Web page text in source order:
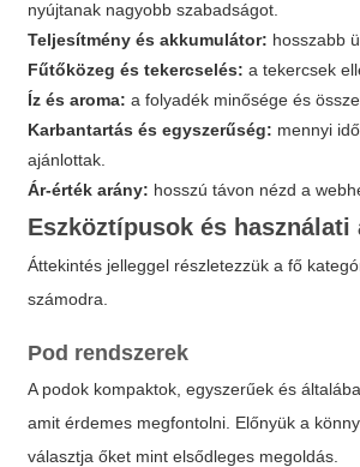
nyújtanak nagyobb szabadságot.
Teljesítmény és akkumulátor: hosszabb
Fűtőközeg és tekercselés: a tekercsek
Íz és aroma: a folyadék minősége és
Karbantartás és egyszerűség: mennyi
ajánlottak.
Ár-érték arány: hosszú távon nézd a
Eszköztípusok és használati
Áttekintés jelleggel részletezzük a fő
számodra.
Pod rendszerek
A podok kompaktok, egyszerűek és
amit érdemes megfontolni. Előnyük a
választja őket mint elsődleges megoldás.